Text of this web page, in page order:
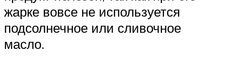
жарке вовсе не используется
подсолнечное или сливочное
масло.